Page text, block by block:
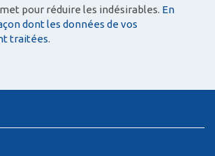
pour réduire les indésirables. En
dont les données de vos
traitées.